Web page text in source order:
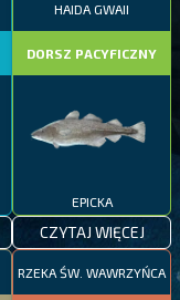
HAIDA GWAII
DORSZ PACYFICZNY
EPICKA
CZYTAJ WIĘCEJ
RZEKA ŚW. WAWRZYŃCA